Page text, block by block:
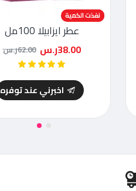
-39 %
نفذت الكمية
عطر ايزابيلا 100مل
38.00ر.س 62.00ر.س
اخبرني عند توفره